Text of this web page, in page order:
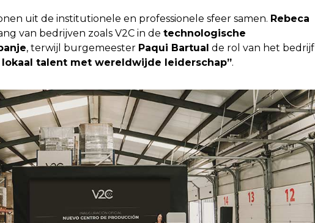
uit de institutionele en professionele sfeer samen. Rebeca
van bedrijven zoals V2C in de technologische
, terwijl burgemeester Paqui Bartual de rol van het bedrijf
lokaal talent met wereldwijde leiderschap”.